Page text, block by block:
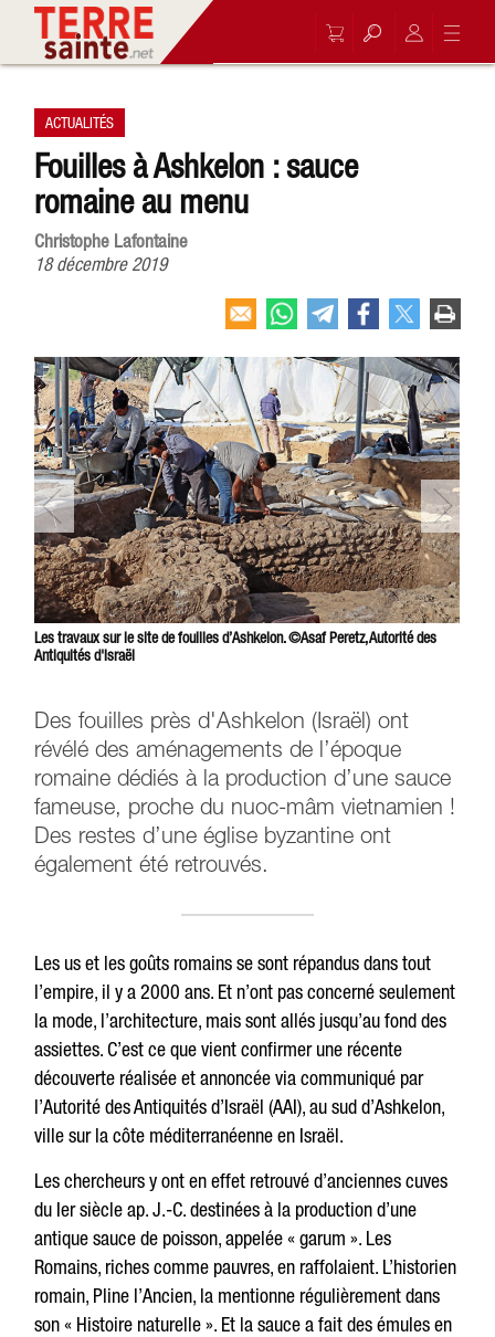
ACTUALITÉS
Fouilles à Ashkelon : sauce
romaine au menu
Christophe Lafontaine
18 décembre 2019
Les travaux sur le site de fouilles d’Ashkelon. ©Asaf Peretz, Autorité des
Antiquités d'Israël
Des fouilles près d'Ashkelon (Israël) ont
révélé des aménagements de l’époque
romaine dédiés à la production d’une sauce
fameuse, proche du nuoc-mâm vietnamien !
Des restes d’une église byzantine ont
également été retrouvés.
Les us et les goûts romains se sont répandus dans tout
l’empire, il y a 2000 ans. Et n’ont pas concerné seulement
la mode, l’architecture, mais sont allés jusqu’au fond des
assiettes. C’est ce que vient confirmer une récente
découverte réalisée et annoncée via communiqué par
l’Autorité des Antiquités d’Israël (AAI), au sud d’Ashkelon,
ville sur la côte méditerranéenne en Israël.
Les chercheurs y ont en effet retrouvé d’anciennes cuves
du Ier siècle ap. J.-C. destinées à la production d’une
antique sauce de poisson, appelée « garum ». Les
Romains, riches comme pauvres, en raffolaient. L’historien
romain, Pline l’Ancien, la mentionne régulièrement dans
son « Histoire naturelle ». Et la sauce a fait des émules en